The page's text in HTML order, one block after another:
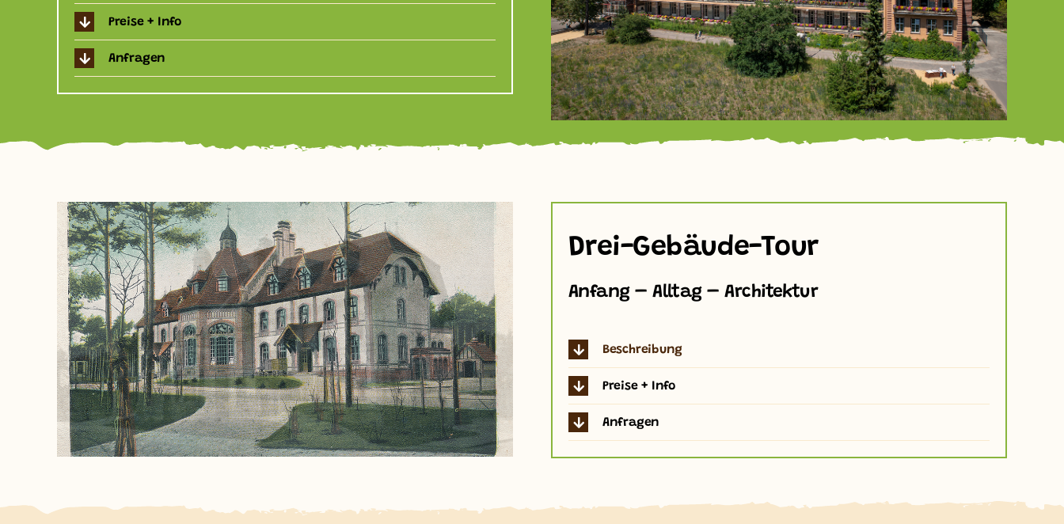
Preise + Info
Anfragen
Drei-Gebäude-Tour
Anfang – Alltag – Architektur
Beschreibung
Preise + Info
Anfragen